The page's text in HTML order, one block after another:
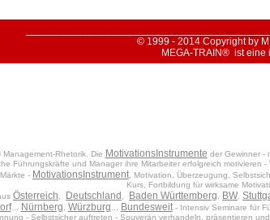
© 1999 - 2014 Copyright by
MEGA-TRAIN® ist eine
Management-Rhetorik. Die MotivationsInstrumente der Gewinner -
Führungskräfte und Manager ihre Mitarbeiter erfolgreich motivieren
- MotivationsInstrument , Motivation, Überzeugung,
Kurs, Fortbildung für wirksame
Österreich Deutschland Baden Württemberg BW
... Nürnberg Würzburg Bundesweit- Intensiv Seminare für
- Selbstsicher auftreten - Souverän verhandeln, präsentieren